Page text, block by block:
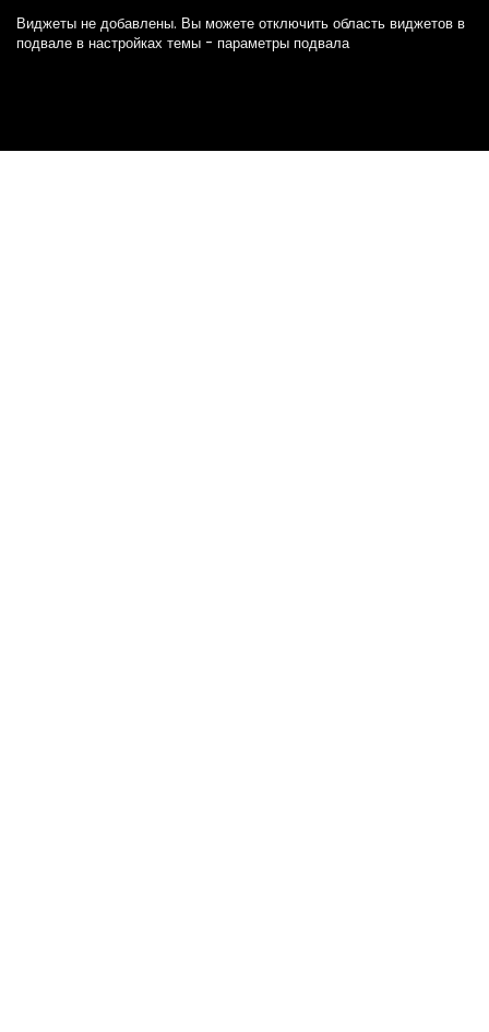
Виджеты не добавлены. Вы можете отключить область виджетов в
подвале в настройках темы - параметры подвала